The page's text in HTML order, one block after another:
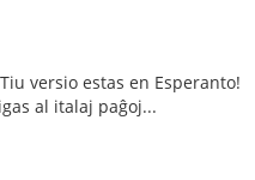
versio estas en Esperanto!
al italaj paĝoj...